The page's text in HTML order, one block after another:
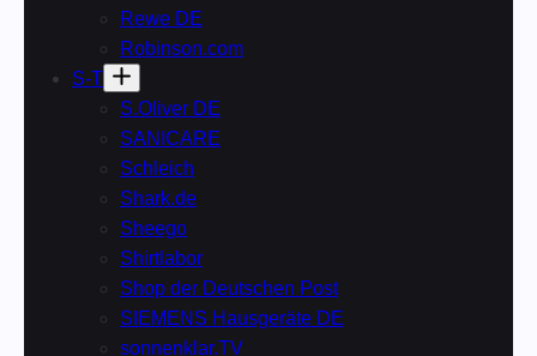
Rewe DE
Robinson.com
S-T
S.Oliver DE
SANICARE
Schleich
Shark.de
Sheego
Shirtlabor
Shop der Deutschen Post
SIEMENS Hausgeräte DE
sonnenklar.TV